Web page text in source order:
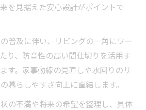
を見据えた安心設計がポイントで
普及に伴い、リビングの一角にワー
り、防音性の高い間仕切りを活用す
す。家事動線の見直しや水回りのリ
暮らしやすさ向上に直結します。
の不満や将来の希望を整理し、具体